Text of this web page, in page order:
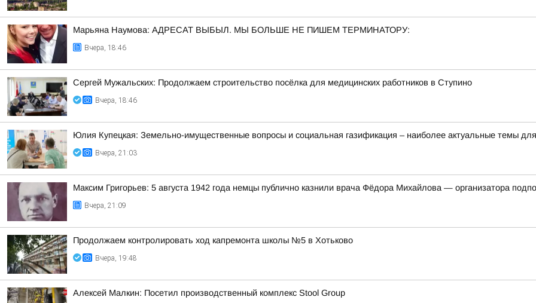
Марьяна Наумова: АДРЕСАТ ВЫБЫЛ. МЫ БОЛЬШЕ НЕ ПИШЕМ ТЕРМИНАТОРУ:
Вчера, 18:46
Сергей Мужальских: Продолжаем строительство посёлка для медицинских работников в Ступино
Вчера, 18:46
Юлия Купецкая: Земельно-имущественные вопросы и социальная газификация – наиболее актуальные темы
Вчера, 21:03
Максим Григорьев: 5 августа 1942 года немцы публично казнили врача Фёдора Михайлова — организатора
Вчера, 21:09
Продолжаем контролировать ход капремонта школы №5 в Хотьково
Вчера, 19:48
Алексей Малкин: Посетил производственный комплекс Stool Group